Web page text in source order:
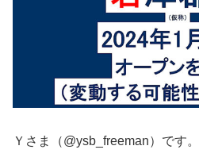
Ｙさま（@ysb_freeman）です。